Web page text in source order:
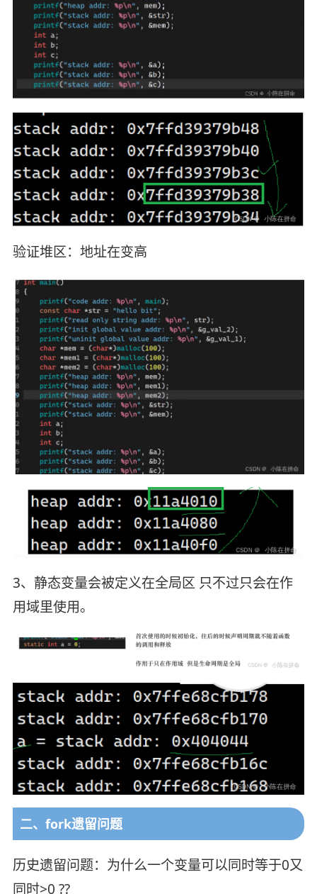
验证堆区：地址在变高
3、静态变量会被定义在全局区 只不过只会在作
用域里使用。
二、fork遗留问题
历史遗留问题：为什么一个变量可以同时等于0又
同时>0 ??